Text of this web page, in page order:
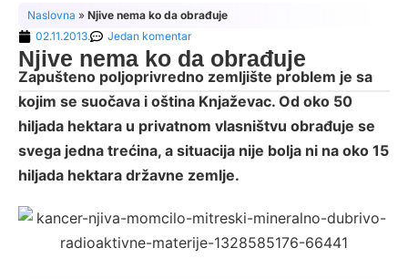
Naslovna » Njive nema ko da obrađuje
02.11.2013.
Jedan komentar
Njive nema ko da obrađuje
Zapušteno poljoprivredno zemljište problem je sa
kojim se suočava i oština Knjaževac. Od oko 50
hiljada hektara u privatnom vlasništvu obrađuje se
svega jedna trećina, a situacija nije bolja ni na oko 15
hiljada hektara državne zemlje.